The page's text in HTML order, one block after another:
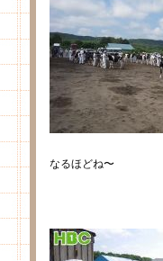
なるほどね〜